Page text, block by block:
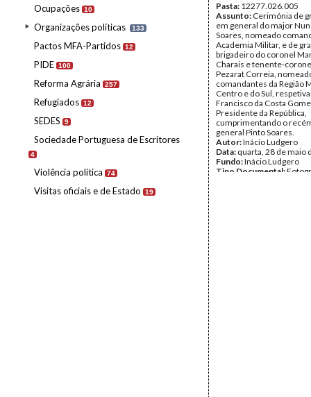
Ocupações 10
Organizações políticas 133
Pactos MFA-Partidos 12
PIDE 100
Reforma Agrária 257
Refugiados 12
SEDES 9
Sociedade Portuguesa de Escritores
4
Violência política 74
Visitas oficiais e de Estado 19
Pasta: 12277.026.005
Assunto: Cerimónia de
em general do major
Soares, nomeado
Academia Militar, e de
brigadeiro do coronel
Charais e tenente-
Pezarat Correia,
comandantes da Região
Centro e do Sul,
Francisco da Costa
Presidente da República,
cumprimentando o
general Pinto Soares.
Autor:Inácio Ludgero
Data: quarta, 28 de maio
Fundo:Inácio Ludgero
Tipo Documental: